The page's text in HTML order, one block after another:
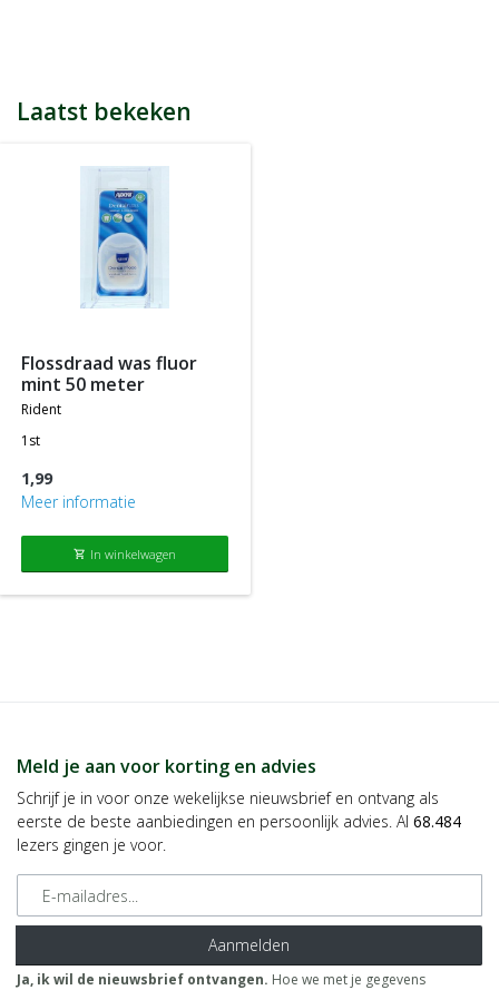
Tijdens het afrekenen zie je dan onderaan een optie om je
spaarpunten in te wisselen, 100 spaarpunten = € 5 korting, 200
In jouw accountgegevens kun je altijd jou actuele aantal
spaarpunten bekijken.
LET OP: Je ontvangt geen spaarpunten op producten die al tegen
een bepaalde actieprijs of met een bepaalde korting worden
aangeboden, m.a.w. je ontvangt alleen spaarpunten op
producten die tegen de normale of standaard verkoopprijs
Laatst bekeken
flossdraad was fluor
mint 50 meter
rident
1st
1,99
Meer informatie
shopping_cart In winkelwagen
Meld je aan voor korting en advies
Schrijf je in voor onze wekelijkse nieuwsbrief en ontvang als
eerste de beste aanbiedingen en persoonlijk advies. Al 68.484
lezers gingen je voor.
E-mailadres
Aanmelden
Ja, ik wil de nieuwsbrief ontvangen. Hoe we met je gegevens